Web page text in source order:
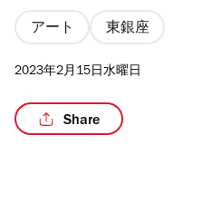
アート 東銀座
2023年2月15日水曜日
Share